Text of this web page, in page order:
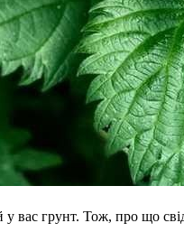
вас грунт. Тож, про що